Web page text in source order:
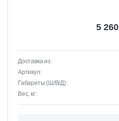
5 260
Доставка из:
Артикул:
Габариты (Ш/В/Д):
Вес, кг: